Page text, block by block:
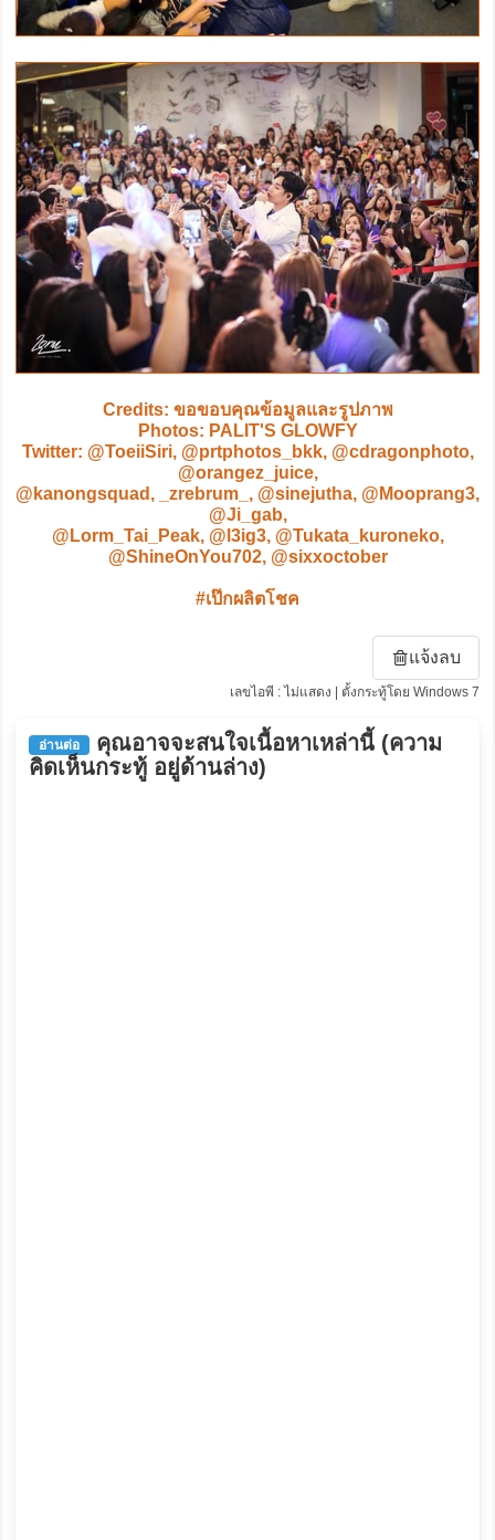
Credits: ขอขอบคุณข้อมูลและรูปภาพ
Photos: PALIT'S GLOWFY
Twitter: @ToeiiSiri, @prtphotos_bkk, @cdragonphoto,
@orangez_juice,
@kanongsquad, _zrebrum_, @sinejutha, @Mooprang3,
@Ji_gab,
@Lorm_Tai_Peak, @l3ig3, @Tukata_kuroneko,
@ShineOnYou702, @sixxoctober
#เป๊กผลิตโชค
แจ้งลบ
เลขไอพี : ไม่แสดง | ตั้งกระทู้โดย Windows 7
อ่านต่อ
คุณอาจจะสนใจเนื้อหาเหล่านี้ (ความ
คิดเห็นกระทู้ อยู่ด้านล่าง)